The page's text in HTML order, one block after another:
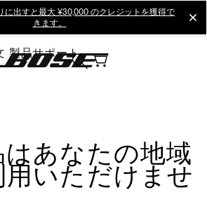
に出すと最大 ¥30,000 のクレジットを獲得で
きます。
製品サポート
はあなたの地域
いただけませ